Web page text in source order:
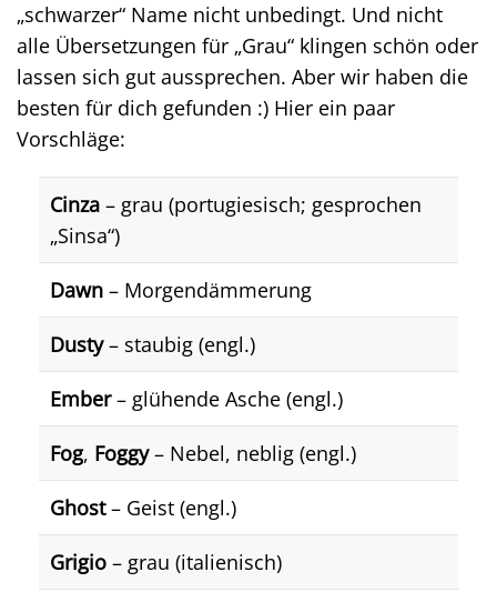
„schwarzer“ Name nicht unbedingt. Und nicht
alle Übersetzungen für „Grau“ klingen schön oder
lassen sich gut aussprechen. Aber wir haben die
besten für dich gefunden :) Hier ein paar
Vorschläge:
Cinza – grau (portugiesisch; gesprochen
„Sinsa“)
Dawn – Morgendämmerung
Dusty– staubig (engl.)
Ember– glühende Asche (engl.)
Fog, Foggy– Nebel, neblig (engl.)
Ghost– Geist (engl.)
Grigio – grau (italienisch)